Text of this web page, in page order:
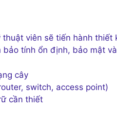
viên sẽ tiến hành thiết
tính ổn định, bảo mật
cây
switch, access point)
cần thiết